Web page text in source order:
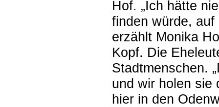
Hof. „Ich hätte
finden würde, auf
erzählt Monika
Kopf. Die
Stadtmenschen.
und wir holen sie
hier in den